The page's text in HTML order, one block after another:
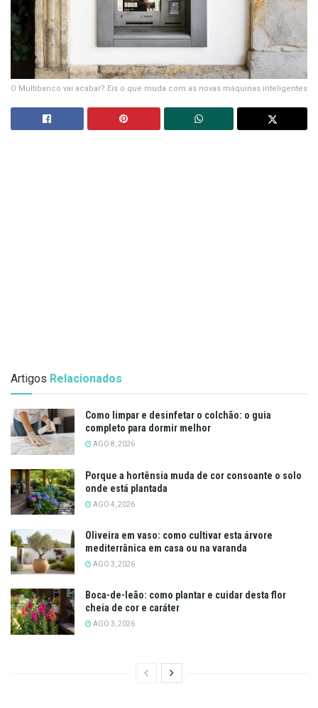
O Multibanco vai acabar? Eis o que muda com as novas máquinas inteligentes
Artigos Relacionados
Como limpar e desinfetar o colchão: o guia
completo para dormir melhor
AGO 8, 2026
Porque a hortênsia muda de cor consoante o solo
onde está plantada
AGO 4, 2026
Oliveira em vaso: como cultivar esta árvore
mediterrânica em casa ou na varanda
AGO 3, 2026
Boca-de-leão: como plantar e cuidar desta flor
cheia de cor e caráter
AGO 3, 2026